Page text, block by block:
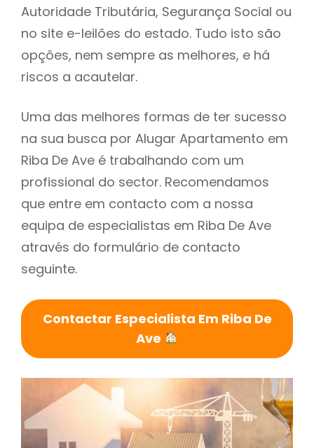
Autoridade Tributária, Segurança Social ou
no site e-leilões do estado. Tudo isto são
opções, nem sempre as melhores, e há
riscos a acautelar.
Uma das melhores formas de ter sucesso
na sua busca por Alugar Apartamento em
Riba De Ave é trabalhando com um
profissional do sector. Recomendamos
que entre em contacto com a nossa
equipa de especialistas em Riba De Ave
através do formulário de contacto
seguinte.
Contactar Especialista Em Riba De
Ave